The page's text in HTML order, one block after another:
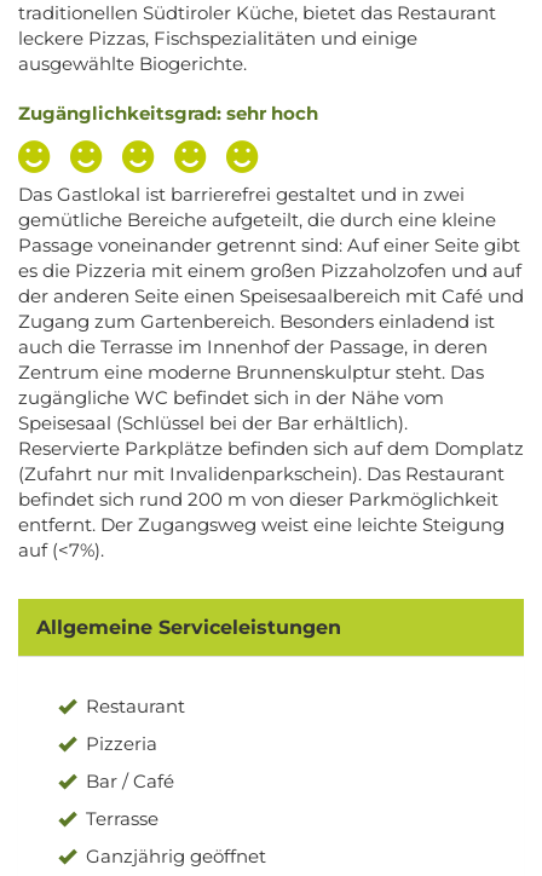
traditionellen Südtiroler Küche, bietet das Restaurant
leckere Pizzas, Fischspezialitäten und einige
ausgewählte Biogerichte.
Zugänglichkeitsgrad: sehr hoch
Das Gastlokal ist barrierefrei gestaltet und in zwei
gemütliche Bereiche aufgeteilt, die durch eine kleine
Passage voneinander getrennt sind: Auf einer Seite gibt
es die Pizzeria mit einem großen Pizzaholzofen und auf
der anderen Seite einen Speisesaalbereich mit Café und
Zugang zum Gartenbereich. Besonders einladend ist
auch die Terrasse im Innenhof der Passage, in deren
Zentrum eine moderne Brunnenskulptur steht. Das
zugängliche WC befindet sich in der Nähe vom
Speisesaal (Schlüssel bei der Bar erhältlich).
Reservierte Parkplätze befinden sich auf dem Domplatz
(Zufahrt nur mit Invalidenparkschein). Das Restaurant
befindet sich rund 200 m von dieser Parkmöglichkeit
entfernt. Der Zugangsweg weist eine leichte Steigung
auf (<7%).
Allgemeine Serviceleistungen
Restaurant
Pizzeria
Bar / Café
Terrasse
Ganzjährig geöffnet